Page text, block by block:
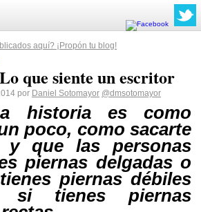
aquí? ¡Propón tu blog!
que siente un escritor
por Daniel Sotomayor @dmsotomayor
historia es como
poco, como sacarte
y que las personas
piernas delgadas o
piernas débiles
si tienes piernas